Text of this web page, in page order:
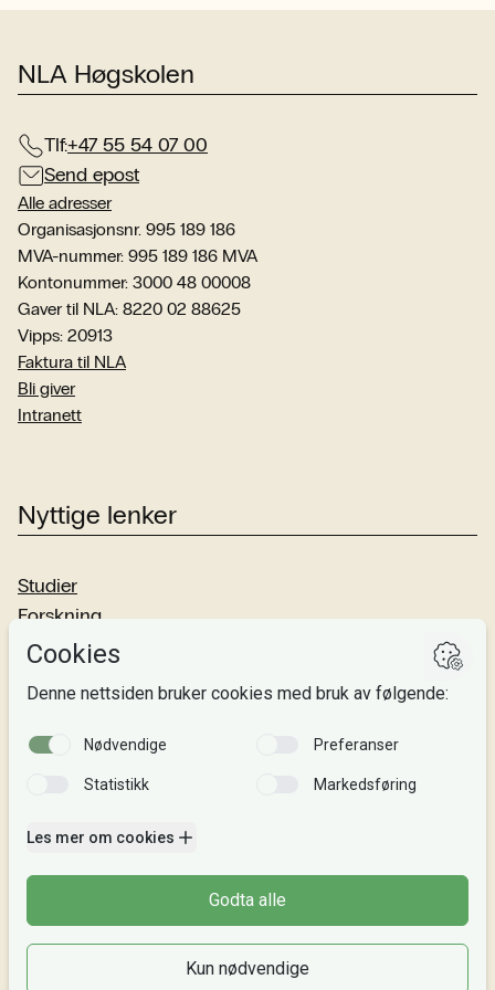
NLA Høgskolen
Tlf:+47 55 54 07 00
Send epost
Alle adresser
Organisasjonsnr. 995 189 186
MVA-nummer: 995 189 186 MVA
Kontonummer: 3000 48 00008
Gaver til NLA: 8220 02 88625
Vipps: 20913
Faktura til NLA
Bli giver
Intranett
Nyttige lenker
Studier
Forskning
Om oss
Si fra!
Følg oss
TikTok